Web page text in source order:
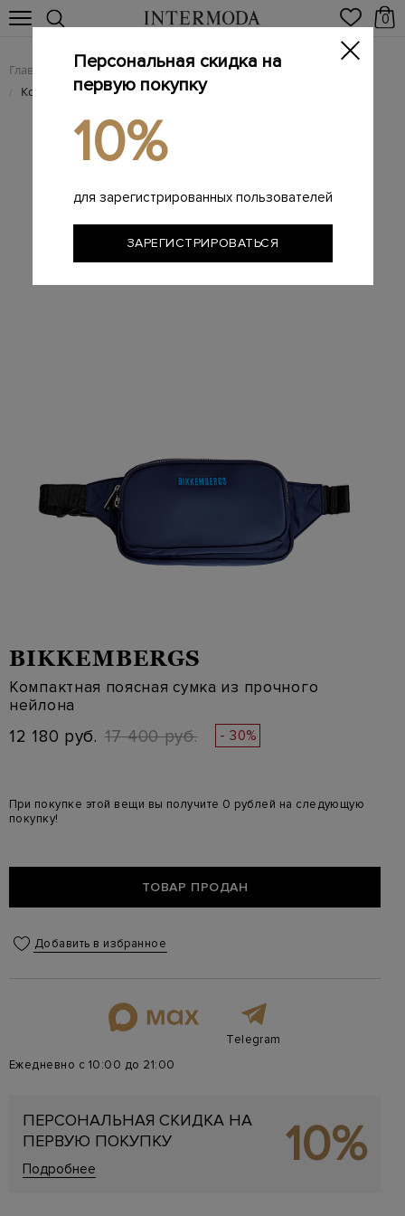
0
Главная Мужчинам / Мужские сумки из натуральной кожи
/ Компактная поясная сумка из прочного нейлона
BIKKEMBERGS
Компактная поясная сумка из прочного
нейлона
12 180 руб. 17 400 руб. - 30%
При покупке этой вещи вы получите 0 рублей на следующую
покупку!
ТОВАР ПРОДАН
Добавить в избранное
Telegram
Ежедневно с 10:00 до 21:00
ПЕРСОНАЛЬНАЯ СКИДКА НА
ПЕРВУЮ ПОКУПКУ
Подробнее 10%
Персональная скидка на
первую покупку
10%
для зарегистрированных пользователей
ЗАРЕГИСТРИРОВАТЬСЯ